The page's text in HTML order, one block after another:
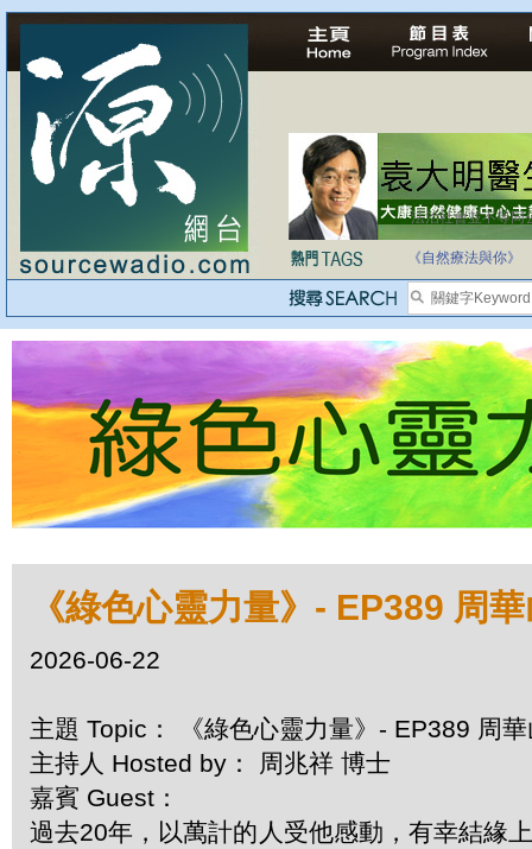
法治社會並不等同
自家教育合法化-
《自然療法與你》
《綠色心靈力量》- EP389 周
2026-06-22
主題 Topic： 《綠色心靈力量》- EP389 周
主持人 Hosted by： 周兆祥 博士
嘉賓 Guest：
過去20年，以萬計的人受他感動，有幸結緣